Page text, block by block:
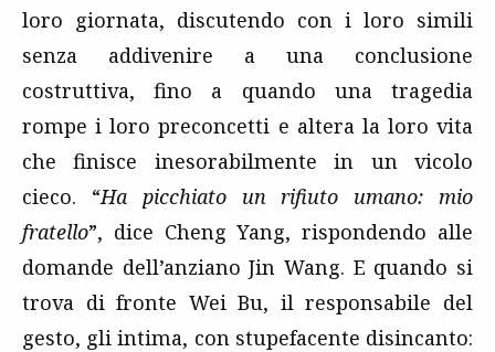
loro giornata, discutendo con i loro simili
senza addivenire a una conclusione
costruttiva, fino a quando una tragedia
rompe i loro preconcetti e altera la loro vita
che finisce inesorabilmente in un vicolo
cieco. “Ha picchiato un rifiuto umano: mio
fratello”, dice Cheng Yang, rispondendo alle
domande dell’anziano Jin Wang. E quando si
trova di fronte Wei Bu, il responsabile del
gesto, gli intima, con stupefacente disincanto: